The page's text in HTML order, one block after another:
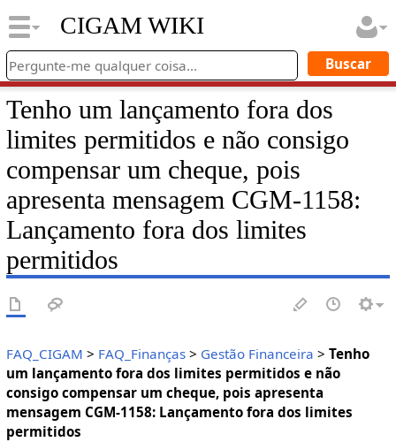
CIGAM WIKI
Tenho um lançamento fora dos
limites permitidos e não consigo
compensar um cheque, pois
apresenta mensagem CGM-1158:
Lançamento fora dos limites
permitidos
FAQ_CIGAM > FAQ_Finanças> Gestão Financeira > Tenho
um lançamento fora dos limites permitidos e não
consigo compensar um cheque, pois apresenta
mensagem CGM-1158: Lançamento fora dos limites
permitidos